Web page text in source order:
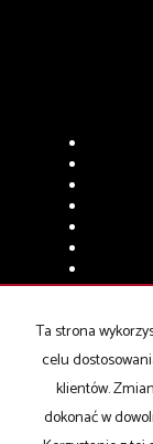
Ta strona
celu
klientów.
dokonać w